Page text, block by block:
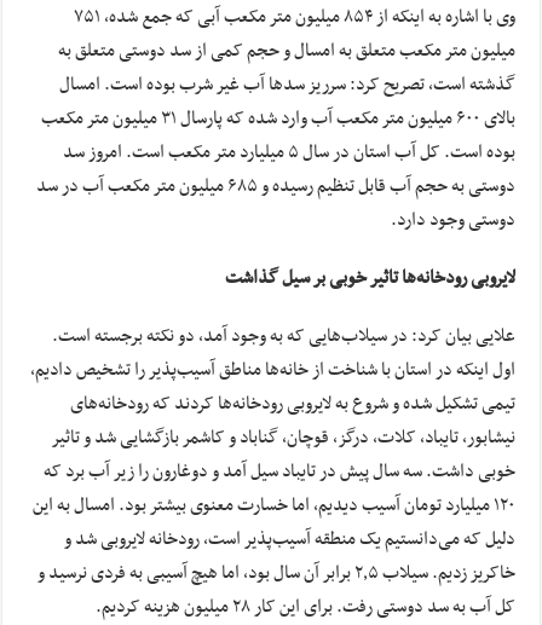
وی با اشاره به اینکه از ۸۵۴ میلیون متر مکعب آبی که جمع شده، ۷۵۱
میلیون متر مکعب متعلق به امسال و حجم کمی از سد دوستی متعلق به
گذشته است، تصریح کرد: سرریز سدها آب غیر شرب بوده است. امسال
بالای ۶۰۰ میلیون متر مکعب آب وارد شده که پارسال ۳۱ میلیون متر مکعب
بوده است. کل آب استان در سال ۵ میلیارد متر مکعب است. امروز سد
دوستی به حجم آب قابل تنظیم رسیده و ۶۸۵ میلیون متر مکعب آب در سد
دوستی وجود دارد.
لایروبی رودخانه‌ها تاثیر خوبی بر سیل گذاشت
علایی بیان کرد: در سیلاب‌هایی که به وجود آمد، دو نکته برجسته است.
اول اینکه در استان با شناخت از خانه‌ها مناطق آسیب‌پذیر را تشخیص دادیم،
تیمی تشکیل شده و شروع به لایروبی رودخانه‌ها کردند که رودخانه‌های
نیشابور، تایباد، کلات، درگز، قوچان، گناباد و کاشمر بازگشایی شد و تاثیر
خوبی داشت. سه سال پیش در تایباد سیل آمد و دوغارون را زیر آب برد که
۱۲۰ میلیارد تومان آسیب دیدیم، اما خسارت معنوی بیشتر بود. امسال به این
دلیل که می‌دانستیم یک منطقه آسیب‌پذیر است، رودخانه لایروبی شد و
خاکریز زدیم. سیلاب ۲٫۵ برابر آن سال بود، اما هیچ آسیبی به فردی نرسید و
کل آب به سد دوستی رفت. برای این کار ۲۸ میلیون هزینه کردیم.